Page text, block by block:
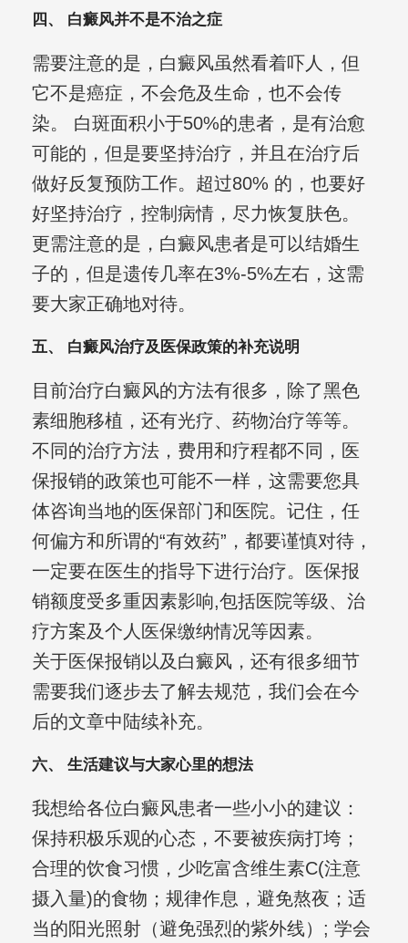
四、 白癜风并不是不治之症
需要注意的是，白癜风虽然看着吓人，但
它不是癌症，不会危及生命，也不会传
染。 白斑面积小于50%的患者，是有治愈
可能的，但是要坚持治疗，并且在治疗后
做好反复预防工作。超过80% 的，也要好
好坚持治疗，控制病情，尽力恢复肤色。
更需注意的是，白癜风患者是可以结婚生
子的，但是遗传几率在3%-5%左右，这需
要大家正确地对待。
五、 白癜风治疗及医保政策的补充说明
目前治疗白癜风的方法有很多，除了黑色
素细胞移植，还有光疗、药物治疗等等。
不同的治疗方法，费用和疗程都不同，医
保报销的政策也可能不一样，这需要您具
体咨询当地的医保部门和医院。记住，任
何偏方和所谓的“有效药”，都要谨慎对待，
一定要在医生的指导下进行治疗。医保报
销额度受多重因素影响,包括医院等级、治
疗方案及个人医保缴纳情况等因素。
关于医保报销以及白癜风，还有很多细节
需要我们逐步去了解去规范，我们会在今
后的文章中陆续补充。
六、 生活建议与大家心里的想法
我想给各位白癜风患者一些小小的建议：
保持积极乐观的心态，不要被疾病打垮；
合理的饮食习惯，少吃富含维生素C(注意
摄入量)的食物；规律作息，避免熬夜；适
当的阳光照射（避免强烈的紫外线）; 学会